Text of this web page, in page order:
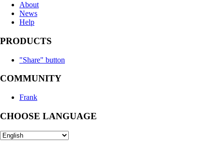
About
News
Help
PRODUCTS
"Share" button
COMMUNITY
Frank
CHOOSE LANGUAGE